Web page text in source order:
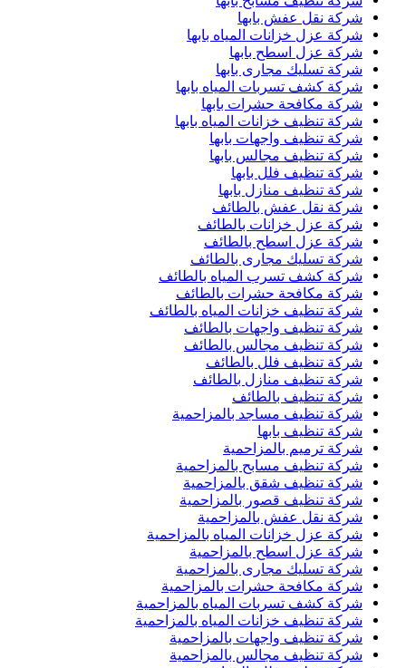
شركة نقل عفش بابها
شركة عزل خزانات المياه بابها
شركة عزل اسطح بابها
شركة تسليك مجارى بابها
شركة كشف تسربات المياه بابها
شركة مكافحة حشرات بابها
شركة تنظيف خزانات المياه بابها
شركة تنظيف واجهات بابها
شركة تنظيف مجالس بابها
شركة تنظيف فلل بابها
شركة تنظيف منازل بابها
شركة نقل عفش بالطائف
شركة عزل خزانات بالطائف
شركة عزل اسطح بالطائف
شركة تسليك مجارى بالطائف
شركة كشف تسرب المياه بالطائف
شركة مكافحة حشرات بالطائف
شركة تنظيف خزانات المياه بالطائف
شركة تنظيف واجهات بالطائف
شركة تنظيف مجالس بالطائف
شركة تنظيف فلل بالطائف
شركة تنظيف منازل بالطائف
شركة تنظيف بالطائف
شركة تنظيف مساجد بالمزاحمية
شركة تنظيف بابها
شركة ترميم بالمزاحمية
شركة تنظيف مسابح بالمزاحمية
شركة تنظيف شقق بالمزاحمية
شركة تنظيف قصور بالمزاحمية
شركة نقل عفش بالمزاحمية
شركة عزل خزانات المياه بالمزاحمية
شركة عزل اسطح بالمزاحمية
شركة تسليك مجارى بالمزاحمية
شركة مكافحة حشرات بالمزاحمية
شركة كشف تسربات المياه بالمزاحمية
شركة تنظيف خزانات المياه بالمزاحمية
شركة تنظيف واجهات بالمزاحمية
شركة تنظيف مجالس بالمزاحمية